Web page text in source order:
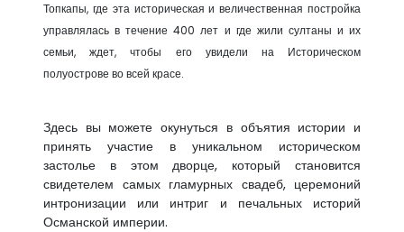
Топкапы, где эта историческая и величественная постройка
управлялась в течение 400 лет и где жили султаны и их
семьи, ждет, чтобы его увидели на Историческом
полуострове во всей красе.
Здесь вы можете окунуться в объятия истории и
принять участие в уникальном историческом
застолье в этом дворце, который становится
свидетелем самых гламурных свадеб, церемоний
интронизации или интриг и печальных историй
Османской империи.